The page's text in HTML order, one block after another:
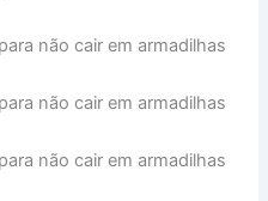
não cair em armadilhas
não cair em armadilhas
não cair em armadilhas